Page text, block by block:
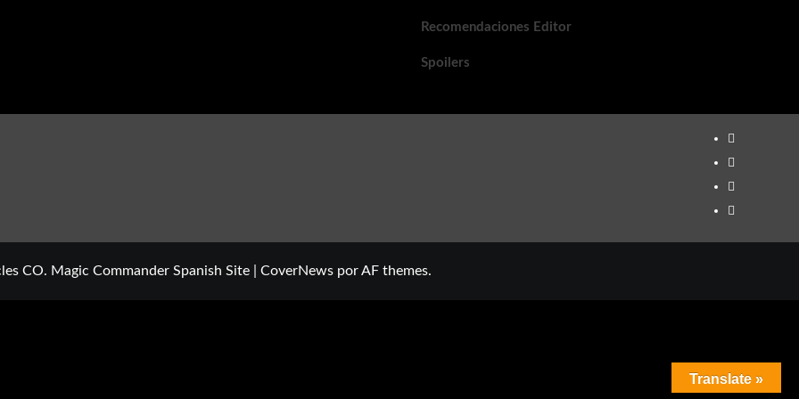
Recomendaciones Editor
Spoilers
TikTok
Youtube
Twitter
Instagram
CO. Magic Commander Spanish Site CoverNews por AF themes.
Translate »